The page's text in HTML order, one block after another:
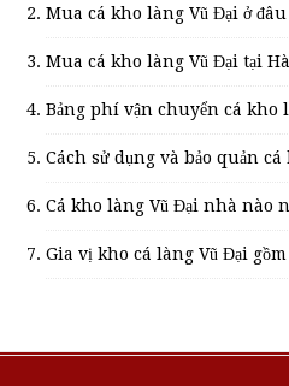
Mua cá kho làng Vũ Đại ở
Mua cá kho làng Vũ Đại tại
Bảng phí vận chuyển cá kho
Cách sử dụng và bảo quản
Cá kho làng Vũ Đại nhà nào
Gia vị kho cá làng Vũ Đại